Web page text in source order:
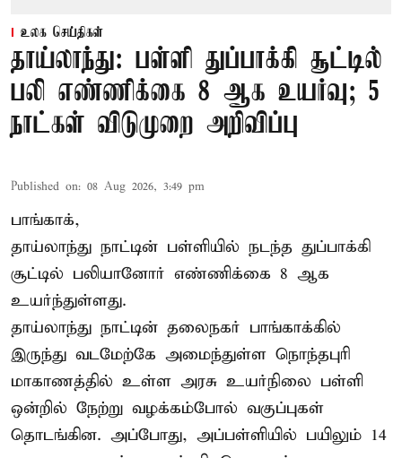
உலக செய்திகள்
தாய்லாந்து: பள்ளி துப்பாக்கி சூட்டில்
பலி எண்ணிக்கை 8 ஆக உயர்வு; 5
நாட்கள் விடுமுறை அறிவிப்பு
Published on: 08 Aug 2026, 3:49 pm
பாங்காக்,
தாய்லாந்து நாட்டின் பள்ளியில் நடந்த துப்பாக்கி
சூட்டில் பலியானோர் எண்ணிக்கை 8 ஆக
உயர்ந்துள்ளது.
தாய்லாந்து நாட்டின் தலைநகர் பாங்காக்கில்
இருந்து வடமேற்கே அமைந்துள்ள நொந்தபுரி
மாகாணத்தில் உள்ள அரசு உயர்நிலை பள்ளி
ஒன்றில் நேற்று வழக்கம்போல் வகுப்புகள்
தொடங்கின. அப்போது, அப்பள்ளியில் பயிலும் 14